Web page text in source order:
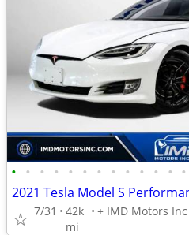
• • • • • • • • • • • • •
7/31
42k
mi